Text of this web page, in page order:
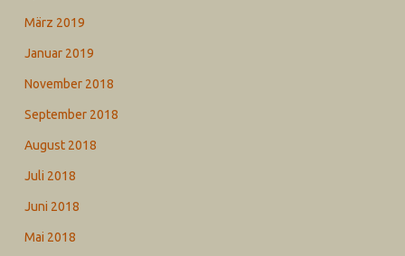
März 2019
Januar 2019
November 2018
September 2018
August 2018
Juli 2018
Juni 2018
Mai 2018